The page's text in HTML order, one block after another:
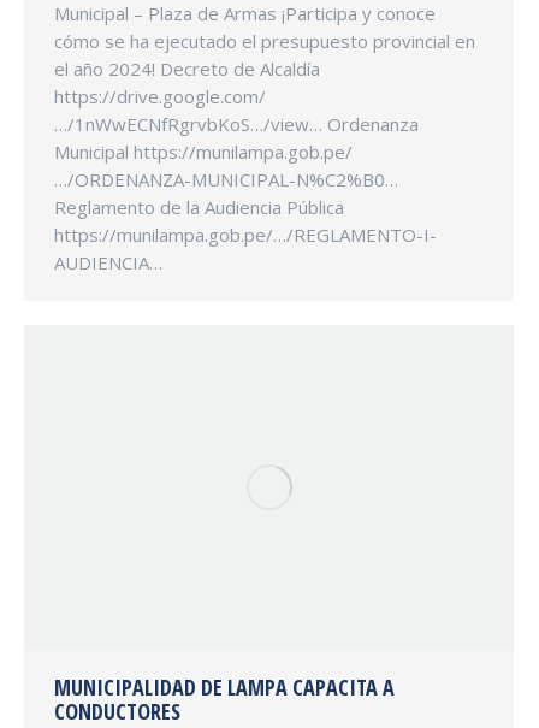
Municipal – Plaza de Armas ¡Participa y conoce
cómo se ha ejecutado el presupuesto provincial en
el año 2024! Decreto de Alcaldía
https://drive.google.com/
…/1nWwECNfRgrvbKoS…/view… Ordenanza
Municipal https://munilampa.gob.pe/
…/ORDENANZA-MUNICIPAL-N%C2%B0…
Reglamento de la Audiencia Pública
https://munilampa.gob.pe/…/REGLAMENTO-I-
AUDIENCIA…
MUNICIPALIDAD DE LAMPA CAPACITA A
CONDUCTORES